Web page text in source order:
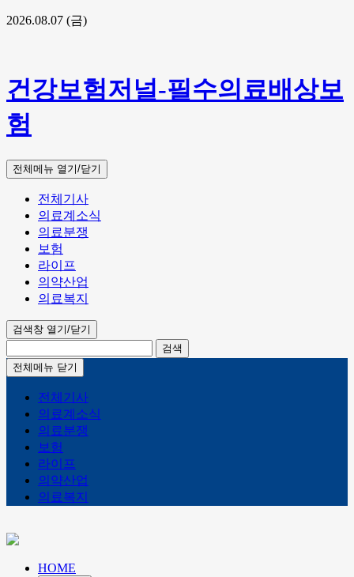
2026.08.07 (금)
건강보험저널-필수의료배상보
험
전체메뉴 열기/닫기
전체기사
의료계소식
의료분쟁
보험
라이프
의약산업
의료복지
검색창 열기/닫기
검색
전체메뉴 닫기
전체기사
의료계소식
의료분쟁
보험
라이프
의약산업
의료복지
HOME